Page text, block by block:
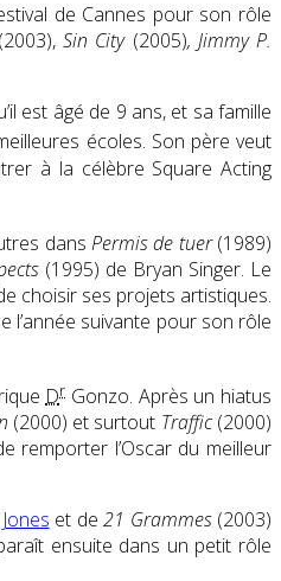
de Cannes pour son rôle
(2003), Sin City (2005), Jimmy P.
est âgé de 9 ans, et sa famille
écoles. Son père veut
à la célèbre Square Acting
dansPermis de tuer(1989)
(1995) de Bryan Singer. Le
choisir ses projets artistiques.
l’année suivante pour son rôle
Dr Gonzo. Après un hiatus
(2000) et surtout Traffic(2000)
remporter l’Oscar du meilleur
et de21 Grammes(2003)
ensuite dans un petit rôle